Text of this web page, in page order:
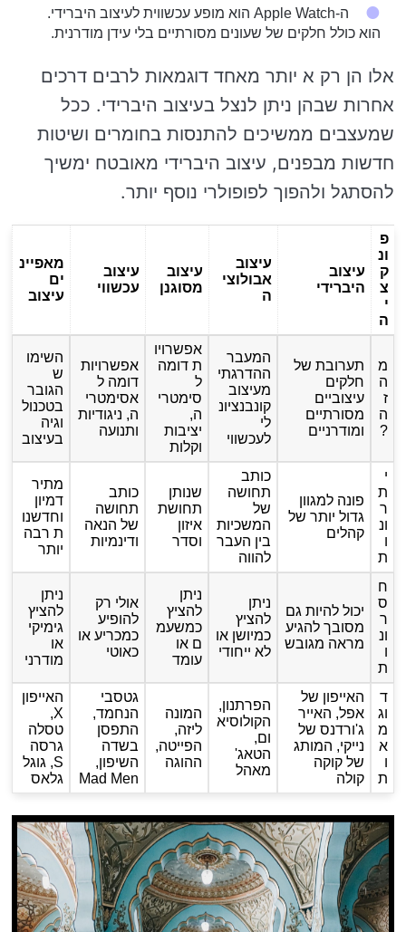
ה-Apple Watch הוא מופע עכשווית לעיצוב היברידי.
הוא כולל חלקים של שעונים מסורתיים בלי עידן מודרנית.
אלו הן רק א יותר מאחד דוגמאות לרבים דרכים
אחרות שבהן ניתן לנצל בעיצוב היברידי. ככל
שמעצבים ממשיכים להתנסות בחומרים ושיטות
חדשות מבפנים, עיצוב היברידי מאובטח ימשיך
להסתגל ולהפוך לפופולרי נוסף יותר.
פ
ונ
ק
צ
י
ה
עיצוב
היברידי
עיצוב
אבולוצי
ה
עיצוב
מסוגנן
עיצוב
עכשווי
מאפיינ
ים
עיצוב
מ
ה
ז
ה
?
תערובת של
חלקים
עיצוביים
מסורתיים
ומודרניים
המעבר
ההדרגתי
מעיצוב
קונבנציונ
לי
לעכשווי
אפשרויו
ת דומה
ל
סימטרי
ה,
יציבות
וקלות
אפשרויות
דומה ל
אסימטרי
ה, ניגודיות
ותנועה
השימו
ש
הגובר
בטכנול
וגיה
בעיצוב
י
ת
ר
ונ
ו
ת
פונה למגוון
גדול יותר של
קהלים
כותב
תחושה
של
המשכיות
בין העבר
להווה
שנותן
תחושת
איזון
וסדר
כותב
תחושה
של הנאה
ודינמיות
מתיר
דמיון
וחדשנו
ת רבה
יותר
ח
ס
ר
ונ
ו
ת
יכול להיות גם
מסובך להגיע
מראה מגובש
ניתן
להציץ
כמיושן או
לא ייחודי
ניתן
להציץ
כמשעמ
ם או
עומד
אולי רק
להופיע
כמכריע או
כאוטי
ניתן
להציץ
גימיקי
או
מודרני
ד
וג
מ
א
ו
ת
האייפון של
אפל, האייר
ג'ורדנס של
נייקי, המותג
של קוקה
קולה
הפרתנון,
הקולוסיא
ום,
הטאג'
מאהל
המונה
ליזה,
הפייטה,
ההוגה
גטסבי
הנחמד,
התפסן
בשדה
השיפון,
Mad Men
האייפון
X,
טסלה
גרסה
S, גוגל
גלאס